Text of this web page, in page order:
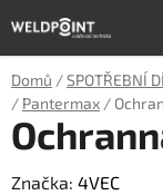
na
obsah
Domů /SPOTŘEBNÍ
/ Pantermax /
Značka: 4VEC